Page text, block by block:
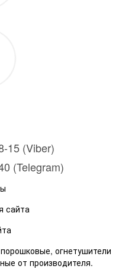
15 (Viber)
(Telegram)
сайта
огнетушители
от производителя.